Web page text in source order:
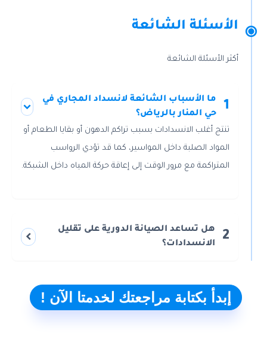
الأسئلة الشائعة
أكثر الأسئلة الشائعة
1
ما الأسباب الشائعة لانسداد المجاري في
حي المنار بالرياض؟
تنتج أغلب الانسدادات بسبب تراكم الدهون أو بقايا الطعام أو
المواد الصلبة داخل المواسير، كما قد تؤدي الرواسب
المتراكمة مع مرور الوقت إلى إعاقة حركة المياه داخل الشبكة.
2
هل تساعد الصيانة الدورية على تقليل
الانسدادات؟
إبدأ بكتابة مراجعتك لخدمتا الآن !